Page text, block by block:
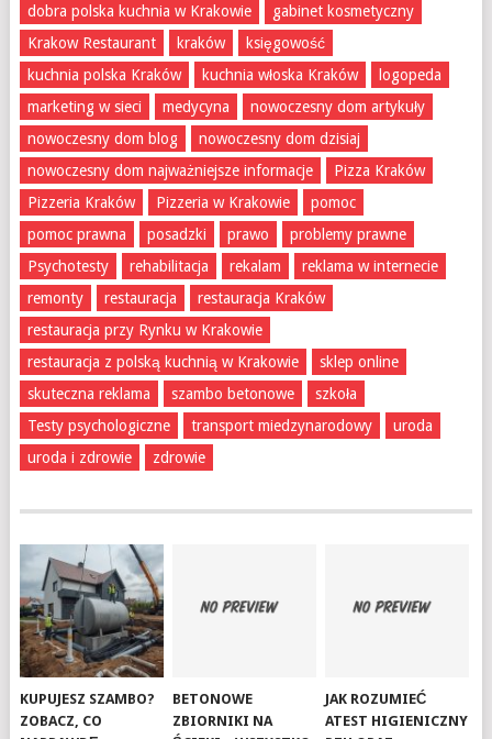
dobra polska kuchnia w Krakowie
gabinet kosmetyczny
Krakow Restaurant
kraków
księgowość
kuchnia polska Kraków
kuchnia włoska Kraków
logopeda
marketing w sieci
medycyna
nowoczesny dom artykuły
nowoczesny dom blog
nowoczesny dom dzisiaj
nowoczesny dom najważniejsze informacje
Pizza Kraków
Pizzeria Kraków
Pizzeria w Krakowie
pomoc
pomoc prawna
posadzki prawo
problemy prawne
Psychotesty
rehabilitacja rekalam
reklama w internecie
remonty
restauracja
restauracja Kraków
restauracja przy Rynku w Krakowie
restauracja z polską kuchnią w Krakowie
sklep online
skuteczna reklama
szambo betonowe
szkoła
Testy psychologiczne
transport miedzynarodowy
uroda
uroda i zdrowie
zdrowie
KUPUJESZ SZAMBO?
ZOBACZ, CO
BETONOWE
ZBIORNIKI NA
JAK ROZUMIEĆ
ATEST HIGIENICZNY